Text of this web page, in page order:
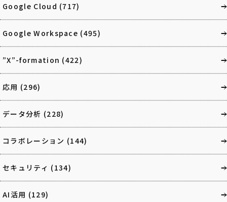
Google Cloud (717)
Google Workspace (495)
”X”-formation (422)
応用 (296)
データ分析 (228)
コラボレーション (144)
セキュリティ (134)
AI活用 (129)